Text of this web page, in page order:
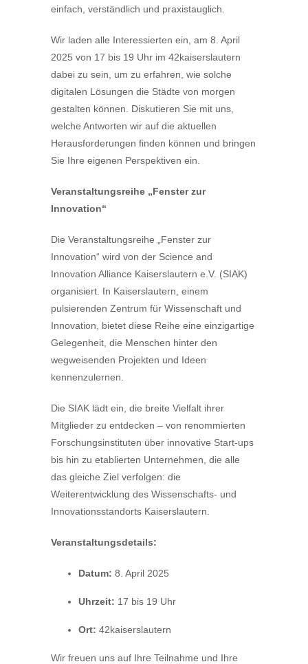
einfach, verständlich und praxistauglich.
Wir laden alle Interessierten ein, am 8. April
2025 von 17 bis 19 Uhr im 42kaiserslautern
dabei zu sein, um zu erfahren, wie solche
digitalen Lösungen die Städte von morgen
gestalten können. Diskutieren Sie mit uns,
welche Antworten wir auf die aktuellen
Herausforderungen finden können und bringen
Sie Ihre eigenen Perspektiven ein.
Veranstaltungsreihe „Fenster zur
Innovation“
Die Veranstaltungsreihe „Fenster zur
Innovation“ wird von der Science and
Innovation Alliance Kaiserslautern e.V. (SIAK)
organisiert. In Kaiserslautern, einem
pulsierenden Zentrum für Wissenschaft und
Innovation, bietet diese Reihe eine einzigartige
Gelegenheit, die Menschen hinter den
wegweisenden Projekten und Ideen
kennenzulernen.
Die SIAK lädt ein, die breite Vielfalt ihrer
Mitglieder zu entdecken – von renommierten
Forschungsinstituten über innovative Start-ups
bis hin zu etablierten Unternehmen, die alle
das gleiche Ziel verfolgen: die
Weiterentwicklung des Wissenschafts- und
Innovationsstandorts Kaiserslautern.
Veranstaltungsdetails:
Datum: 8. April 2025
Uhrzeit: 17 bis 19 Uhr
Ort: 42kaiserslautern
Wir freuen uns auf Ihre Teilnahme und Ihre